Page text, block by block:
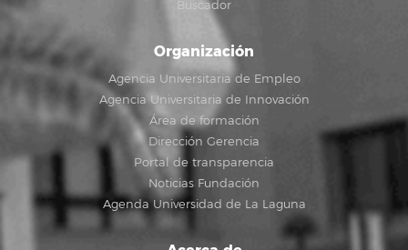
Buscador
Organización
Agencia Universitaria de Empleo
Agencia Universitaria de Innovación
Área de formación
Dirección Gerencia
Portal de transparencia
Noticias Fundación
Agenda Universidad de La Laguna